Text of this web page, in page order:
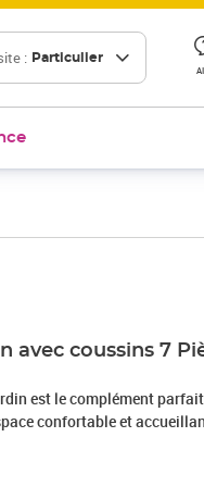
: Particulier
avec coussins 7
est le complément
confortable et
se détendre et profiter de